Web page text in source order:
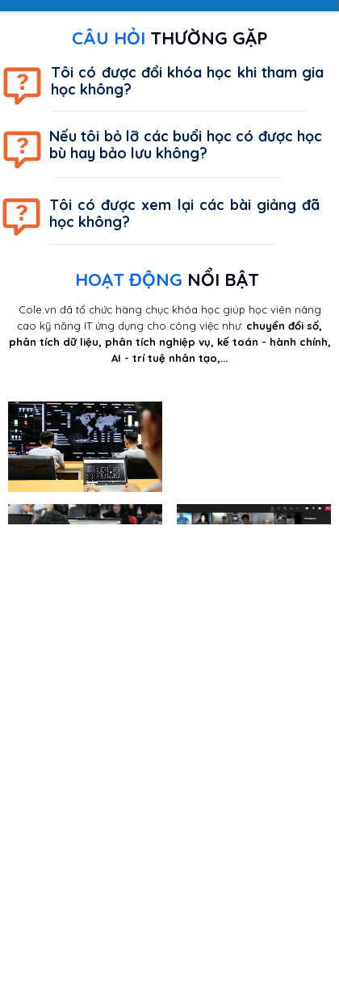
CÂU HỎI THƯỜNG GẶP
Tôi có được đổi khóa học khi tham gia
học không?
Nếu tôi bỏ lỡ các buổi học có được học
bù hay bảo lưu không?
Tôi có được xem lại các bài giảng đã
học không?
HOẠT ĐỘNG NỔI BẬT
Cole.vn đã tổ chức hàng chục khóa học giúp học viên nâng
cao kỹ năng IT ứng dụng cho công việc như: chuyển đổi số,
phân tích dữ liệu, phân tích nghiệp vụ, kế toán - hành chính,
AI - trí tuệ nhân tạo,...